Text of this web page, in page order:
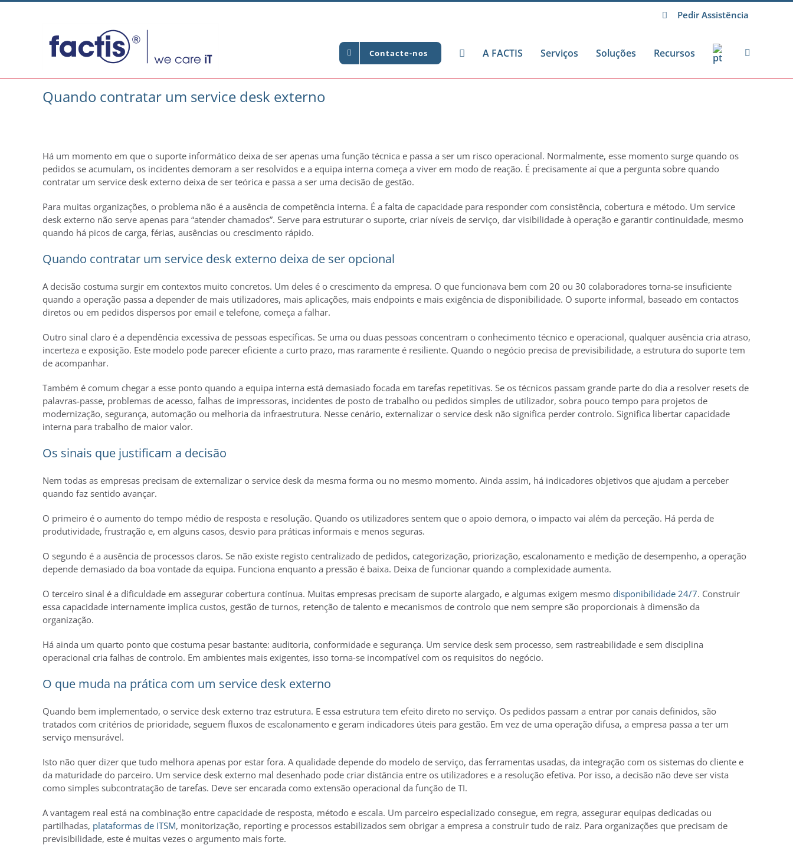
Pedir Assistência
Contacte-nos A FACTIS Serviços Soluções Recursos
Quando contratar um service desk externo
Há um momento em que o suporte informático deixa de ser apenas uma função técnica e passa a ser um risco operacional. Normalmente, esse momento surge quando os
pedidos se acumulam, os incidentes demoram a ser resolvidos e a equipa interna começa a viver em modo de reação. É precisamente aí que a pergunta sobre quando
contratar um service desk externo deixa de ser teórica e passa a ser uma decisão de gestão.
Para muitas organizações, o problema não é a ausência de competência interna. É a falta de capacidade para responder com consistência, cobertura e método. Um service
desk externo não serve apenas para “atender chamados”. Serve para estruturar o suporte, criar níveis de serviço, dar visibilidade à operação e garantir continuidade, mesmo
quando há picos de carga, férias, ausências ou crescimento rápido.
Quando contratar um service desk externo deixa de ser opcional
A decisão costuma surgir em contextos muito concretos. Um deles é o crescimento da empresa. O que funcionava bem com 20 ou 30 colaboradores torna-se insuficiente
quando a operação passa a depender de mais utilizadores, mais aplicações, mais endpoints e mais exigência de disponibilidade. O suporte informal, baseado em contactos
diretos ou em pedidos dispersos por email e telefone, começa a falhar.
Outro sinal claro é a dependência excessiva de pessoas específicas. Se uma ou duas pessoas concentram o conhecimento técnico e operacional, qualquer ausência cria atraso,
incerteza e exposição. Este modelo pode parecer eficiente a curto prazo, mas raramente é resiliente. Quando o negócio precisa de previsibilidade, a estrutura do suporte tem
de acompanhar.
Também é comum chegar a esse ponto quando a equipa interna está demasiado focada em tarefas repetitivas. Se os técnicos passam grande parte do dia a resolver resets de
palavras-passe, problemas de acesso, falhas de impressoras, incidentes de posto de trabalho ou pedidos simples de utilizador, sobra pouco tempo para projetos de
modernização, segurança, automação ou melhoria da infraestrutura. Nesse cenário, externalizar o service desk não significa perder controlo. Significa libertar capacidade
interna para trabalho de maior valor.
Os sinais que justificam a decisão
Nem todas as empresas precisam de externalizar o service desk da mesma forma ou no mesmo momento. Ainda assim, há indicadores objetivos que ajudam a perceber
quando faz sentido avançar.
O primeiro é o aumento do tempo médio de resposta e resolução. Quando os utilizadores sentem que o apoio demora, o impacto vai além da perceção. Há perda de
produtividade, frustração e, em alguns casos, desvio para práticas informais e menos seguras.
O segundo é a ausência de processos claros. Se não existe registo centralizado de pedidos, categorização, priorização, escalonamento e medição de desempenho, a operação
depende demasiado da boa vontade da equipa. Funciona enquanto a pressão é baixa. Deixa de funcionar quando a complexidade aumenta.
O terceiro sinal é a dificuldade em assegurar cobertura contínua. Muitas empresas precisam de suporte alargado, e algumas exigem mesmo disponibilidade 24/7. Construir
essa capacidade internamente implica custos, gestão de turnos, retenção de talento e mecanismos de controlo que nem sempre são proporcionais à dimensão da
organização.
Há ainda um quarto ponto que costuma pesar bastante: auditoria, conformidade e segurança. Um service desk sem processo, sem rastreabilidade e sem disciplina
operacional cria falhas de controlo. Em ambientes mais exigentes, isso torna-se incompatível com os requisitos do negócio.
O que muda na prática com um service desk externo
Quando bem implementado, o service desk externo traz estrutura. E essa estrutura tem efeito direto no serviço. Os pedidos passam a entrar por canais definidos, são
tratados com critérios de prioridade, seguem fluxos de escalonamento e geram indicadores úteis para gestão. Em vez de uma operação difusa, a empresa passa a ter um
serviço mensurável.
Isto não quer dizer que tudo melhora apenas por estar fora. A qualidade depende do modelo de serviço, das ferramentas usadas, da integração com os sistemas do cliente e
da maturidade do parceiro. Um service desk externo mal desenhado pode criar distância entre os utilizadores e a resolução efetiva. Por isso, a decisão não deve ser vista
como simples subcontratação de tarefas. Deve ser encarada como extensão operacional da função de TI.
A vantagem real está na combinação entre capacidade de resposta, método e escala. Um parceiro especializado consegue, em regra, assegurar equipas dedicadas ou
partilhadas, plataformas de ITSM, monitorização, reporting e processos estabilizados sem obrigar a empresa a construir tudo de raiz. Para organizações que precisam de
previsibilidade, este é muitas vezes o argumento mais forte.